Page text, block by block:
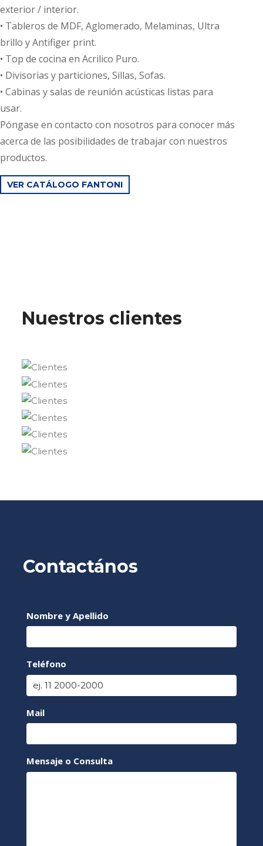
exterior / interior.
• Tableros de MDF, Aglomerado, Melaminas, Ultra
brillo y Antifiger print.
• Top de cocina en Acrilico Puro.
• Divisorias y particiones, Sillas, Sofas.
• Cabinas y salas de reunión acústicas listas para
usar.
Póngase en contacto con nosotros para conocer más
acerca de las posibilidades de trabajar con nuestros
productos.
VER CATÁLOGO FANTONI
Nuestros clientes
Contactános
Nombre y Apellido
Teléfono
Mail
Mensaje o Consulta